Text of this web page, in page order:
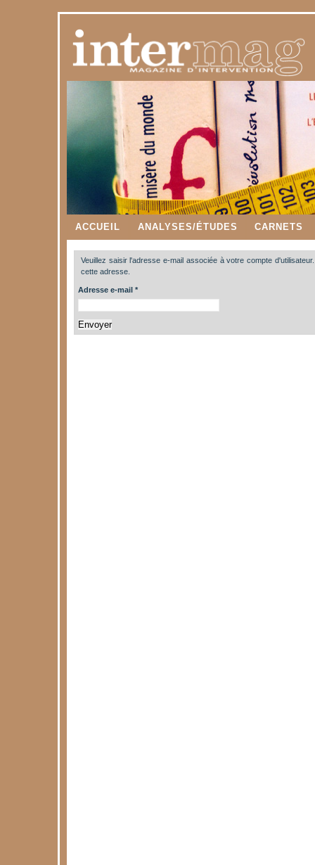
ACCUEIL ANALYSES/ÉTUDES CARNETS
Veuillez saisir l'adresse e-mail associée à votre compte
cette adresse.
Adresse e-mail *
Envoyer